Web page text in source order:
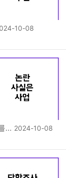
10-08
… 2024-10-08